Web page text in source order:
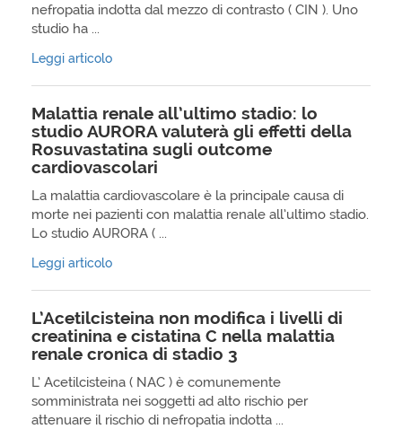
nefropatia indotta dal mezzo di contrasto ( CIN ). Uno
studio ha ...
Leggi articolo
Malattia renale all’ultimo stadio: lo
studio AURORA valuterà gli effetti della
Rosuvastatina sugli outcome
cardiovascolari
La malattia cardiovascolare è la principale causa di
morte nei pazienti con malattia renale all’ultimo stadio.
Lo studio AURORA ( ...
Leggi articolo
L’Acetilcisteina non modifica i livelli di
creatinina e cistatina C nella malattia
renale cronica di stadio 3
L’ Acetilcisteina ( NAC ) è comunemente
somministrata nei soggetti ad alto rischio per
attenuare il rischio di nefropatia indotta ...